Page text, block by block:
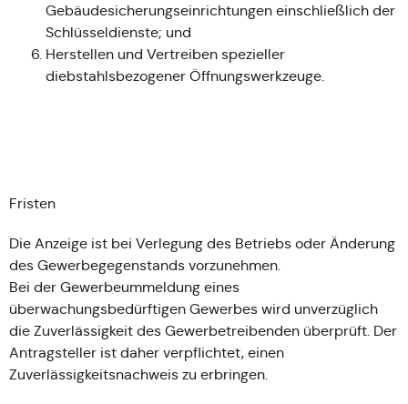
Gebäudesicherungseinrichtungen einschließlich der
Schlüsseldienste; und
Herstellen und Vertreiben spezieller
diebstahlsbezogener Öffnungswerkzeuge.
Fristen
Die Anzeige ist bei Verlegung des Betriebs oder Änderung
des Gewerbegegenstands vorzunehmen.
Bei der Gewerbeummeldung eines
überwachungsbedürftigen Gewerbes wird unverzüglich
die Zuverlässigkeit des Gewerbetreibenden überprüft. Der
Antragsteller ist daher verpflichtet, einen
Zuverlässigkeitsnachweis zu erbringen.